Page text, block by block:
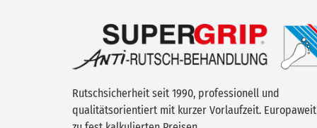
Rutschsicherheit seit 1990, professionell und
qualitätsorientiert mit kurzer Vorlaufzeit. Europaweit